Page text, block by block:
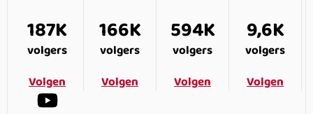
187K
volgers
Volgen
166K
volgers
Volgen
594K
volgers
Volgen
9,6K
volgers
Volgen